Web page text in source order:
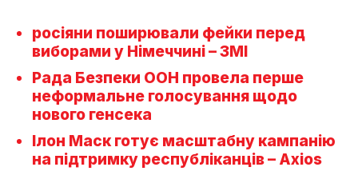
росіяни поширювали фейки перед
виборами у Німеччині – ЗМІ
Рада Безпеки ООН провела перше
неформальне голосування щодо
нового генсека
Ілон Маск готує масштабну кампанію
на підтримку республіканців – Axios